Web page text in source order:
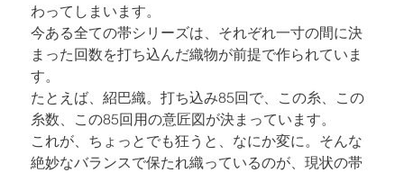
わってしまいます。
今ある全ての帯シリーズは、それぞれ一寸の間に決
まった回数を打ち込んだ織物が前提で作られていま
す。
たとえば、紹巴織。打ち込み85回で、この糸、この
糸数、この85回用の意匠図が決まっています。
これが、ちょっとでも狂うと、なにか変に。そんな
絶妙なバランスで保たれ織っているのが、現状の帯